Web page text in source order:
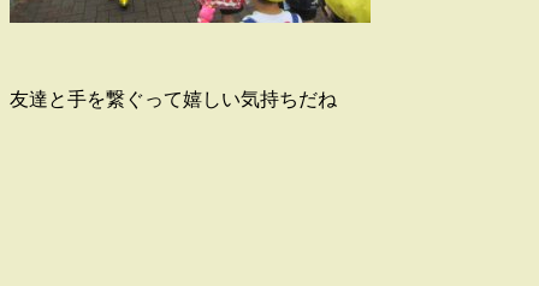
友達と手を繋ぐって嬉しい気持ちだね